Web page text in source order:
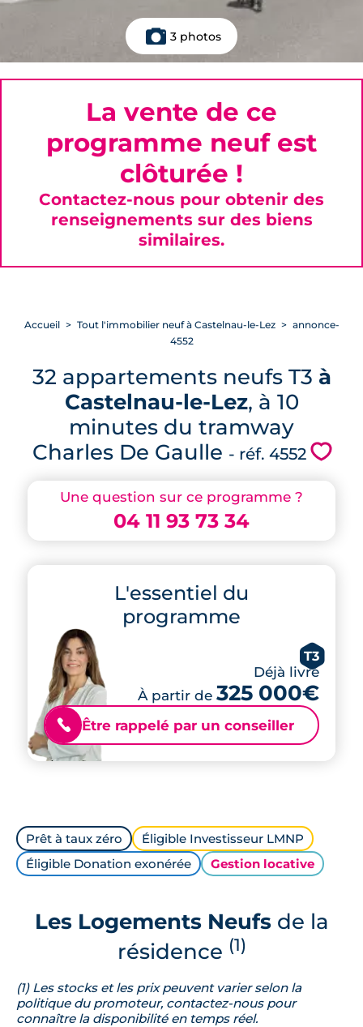
3 photos
Une question sur ce programme ?
04 11 93 73 34
L'essentiel du
programme
T3
Déjà livré
À partir de 325 000€
📞 Être rappelé par un conseiller
Accueil Tout l'immobilier neuf à Castelnau-le-Lez
annonce-
4552
32 appartements neufs T3 à
Castelnau-le-Lez, à 10
minutes du tramway
Charles De Gaulle - réf. 4552 💗
La vente de ce
programme neuf est
clôturée !
Contactez-nous pour obtenir des
renseignements sur des biens
similaires.
Prêt à taux zéro
Éligible Investisseur LMNP
Éligible Donation exonérée
Gestion locative
Les Logements Neufsde la
résidence (1)
(1) Les stocks et les prix peuvent varier selon la
politique du promoteur, contactez-nous pour
connaître la disponibilité en temps réel.